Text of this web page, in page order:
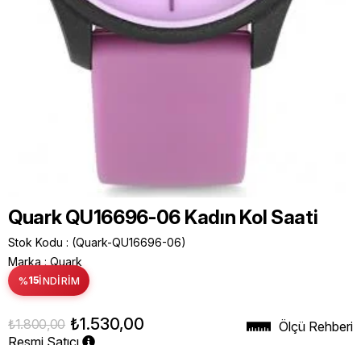
Quark QU16696-06 Kadın Kol Saati
Stok Kodu
(Quark-QU16696-06)
Marka : Quark
%15İNDIRIM
₺1.800,00 ₺1.530,00
Resmi Satıcı
Ölçü Rehberi